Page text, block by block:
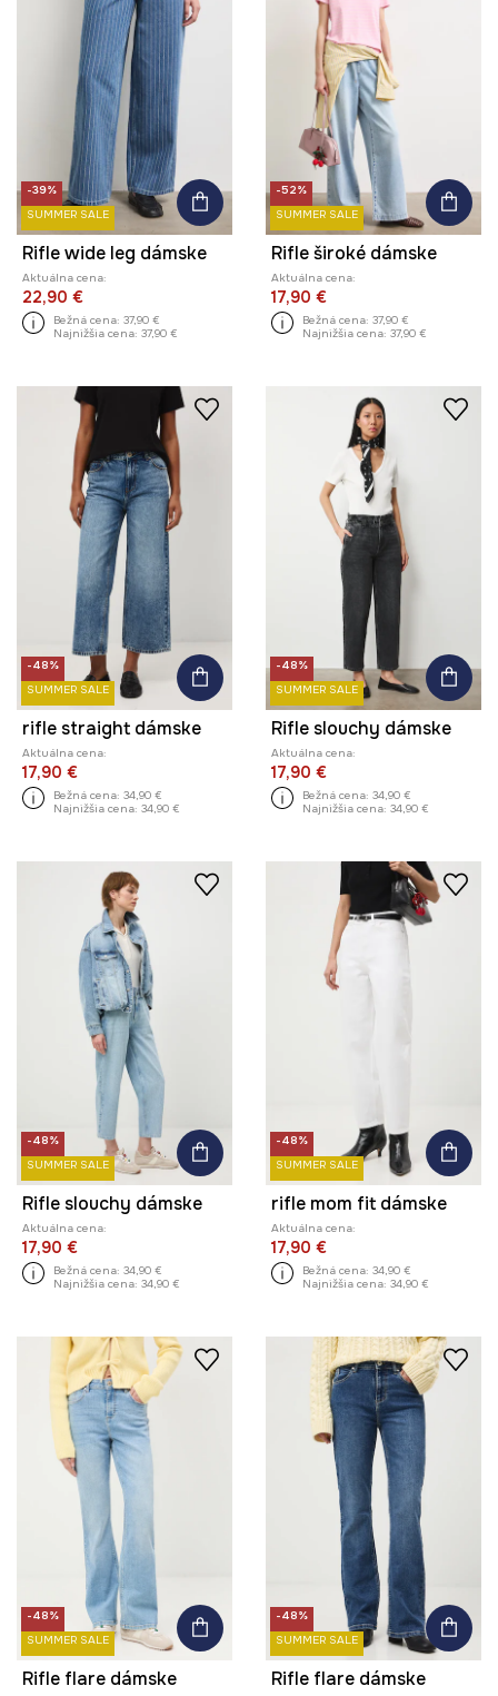
-39%
SUMMER SALE
Rifle wide leg dámske
Aktuálna cena:
22,90 €
Bežná cena: 37,90 €
Najnižšia cena: 37,90 €
-52%
SUMMER SALE
Rifle široké dámske
Aktuálna cena:
17,90 €
Bežná cena: 37,90 €
Najnižšia cena: 37,90 €
-48%
SUMMER SALE
rifle straight dámske
Aktuálna cena:
17,90 €
Bežná cena: 34,90 €
Najnižšia cena: 34,90 €
-48%
SUMMER SALE
Rifle slouchy dámske
Aktuálna cena:
17,90 €
Bežná cena: 34,90 €
Najnižšia cena: 34,90 €
-48%
SUMMER SALE
Rifle slouchy dámske
Aktuálna cena:
17,90 €
Bežná cena: 34,90 €
Najnižšia cena: 34,90 €
-48%
SUMMER SALE
rifle mom fit dámske
Aktuálna cena:
17,90 €
Bežná cena: 34,90 €
Najnižšia cena: 34,90 €
-48%
SUMMER SALE
Rifle flare dámske
-48%
SUMMER SALE
Rifle flare dámske